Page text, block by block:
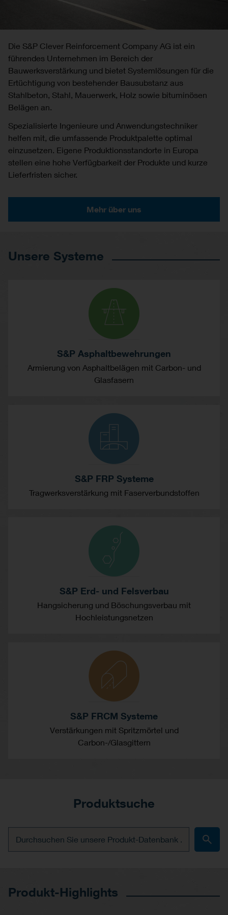
Die S&P Clever Reinforcement Company AG ist ein
führendes Unternehmen im Bereich der
Bauwerksverstärkung und bietet Systemlösungen für die
Ertüchtigung von bestehender Bausubstanz aus
Stahlbeton, Stahl, Mauerwerk, Holz sowie bituminösen
Belägen an.
Spezialisierte Ingenieure und Anwendungstechniker
helfen mit, die umfassende Produktpalette optimal
einzusetzen. Eigene Produktionsstandorte in Europa
stellen eine hohe Verfügbarkeit der Produkte und kurze
Lieferfristen sicher.
Mehr über uns
Unsere Systeme
S&P Asphaltbewehrungen
Armierung von Asphaltbelägen mit Carbon- und
Glasfasern
S&P FRP Systeme
Tragwerksverstärkung mit Faserverbundstoffen
S&P Erd- und Felsverbau
Hangsicherung und Böschungsverbau mit
Hochleistungsnetzen
S&P FRCM Systeme
Verstärkungen mit Spritzmörtel und
Carbon-/Glasgittern
Produktsuche
Produkt-Highlights